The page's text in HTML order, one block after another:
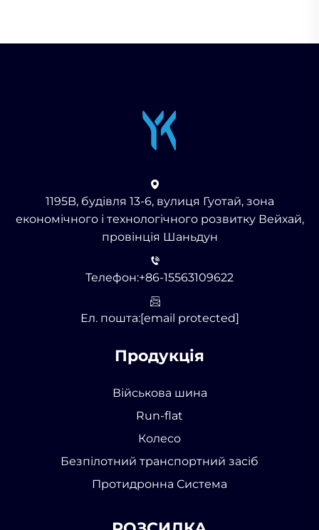
1195B, будівля 13-6, вулиця Гуотай, зона
економічного і технологічного розвитку Вейхай,
провінція Шаньдун
Телефон:+86-15563109622
Ел. пошта:[email protected]
Продукція
Військова шина
Run-flat
Колесо
Безпілотний транспортний засіб
Протидронна Система